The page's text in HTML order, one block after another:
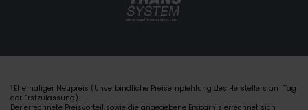
1 Ehemaliger Neupreis (Unverbindliche Preisempfehlung des Herstellers am Tag
der Erstzulassung).
Der errechnete Preisvorteil sowie die angegebene Ersparnis errechnet sich